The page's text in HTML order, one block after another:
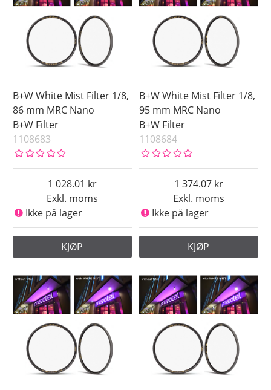
B+W White Mist Filter 1/8,
86 mm MRC Nano
B+W Filter
1108683
Exkl. moms
1 028.01
Ikke på lager
KJØP
B+W White Mist Filter 1/8,
95 mm MRC Nano
B+W Filter
1108684
Exkl. moms
1 374.07
Ikke på lager
KJØP